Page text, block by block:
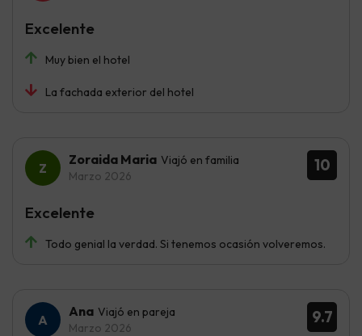
Muy bien el hotel
La fachada exterior del hotel
Excelente
10
Zoraida Maria Viajó en familia
Marzo 2026
Todo genial la verdad. Si tenemos ocasión volveremos.
Excelente
9.7
Ana Viajó en pareja
Marzo 2026